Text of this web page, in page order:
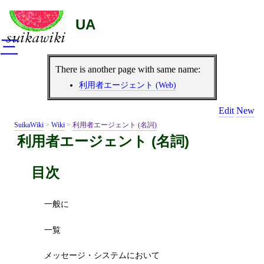
UA
There is another page with same name:
利用者エージェント (Web)
Edit New
SuikaWiki > Wiki > 利用者エージェント (名詞)
利用者エージェント (名詞)
目次
一般に
一覧
メッセージ・システムにおいて
三